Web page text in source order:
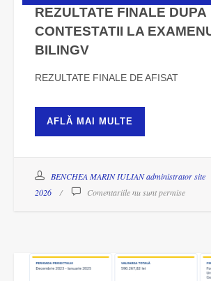
REZULTATE FINALE DUPA
CONTESTATII LA
BILINGV
REZULTATE FINALE DE AFISAT
AFLĂ MAI MULTE
BENCHEA MARIN IULIAN administrator site
2026
Comentariile nu sunt permise